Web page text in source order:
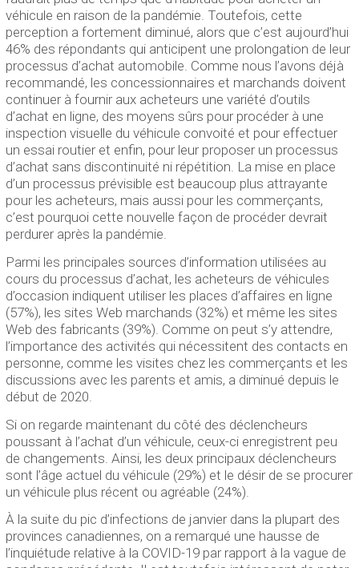
véhicule en raison de la pandémie. Toutefois, cette
perception a fortement diminué, alors que c’est aujourd’hui
46% des répondants qui anticipent une prolongation de leur
processus d’achat automobile. Comme nous l’avons déjà
recommandé, les concessionnaires et marchands doivent
continuer à fournir aux acheteurs une variété d’outils
d’achat en ligne, des moyens sûrs pour procéder à une
inspection visuelle du véhicule convoité et pour effectuer
un essai routier et enfin, pour leur proposer un processus
d’achat sans discontinuité ni répétition. La mise en place
d’un processus prévisible est beaucoup plus attrayante
pour les acheteurs, mais aussi pour les commerçants,
c’est pourquoi cette nouvelle façon de procéder devrait
perdurer après la pandémie.
Parmi les principales sources d’information utilisées au
cours du processus d’achat, les acheteurs de véhicules
d’occasion indiquent utiliser les places d’affaires en ligne
(57%), les sites Web marchands (32%) et même les sites
Web des fabricants (39%). Comme on peut s’y attendre,
l’importance des activités qui nécessitent des contacts en
personne, comme les visites chez les commerçants et les
discussions avec les parents et amis, a diminué depuis le
début de 2020.
Si on regarde maintenant du côté des déclencheurs
poussant à l’achat d’un véhicule, ceux-ci enregistrent peu
de changements. Ainsi, les deux principaux déclencheurs
sont l’âge actuel du véhicule (29%) et le désir de se procurer
un véhicule plus récent ou agréable (24%).
À la suite du pic d’infections de janvier dans la plupart des
provinces canadiennes, on a remarqué une hausse de
l’inquiétude relative à la COVID-19 par rapport à la vague de